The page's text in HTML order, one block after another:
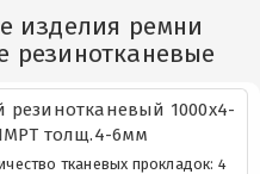
изделия ремни
резинотканевые
1000х4-
толщ.4-6мм
тканевых прокладок: 4